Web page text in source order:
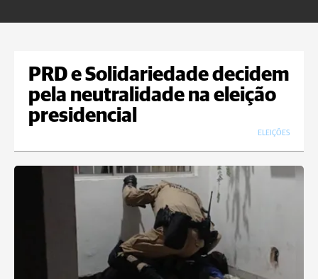
PRD e Solidariedade decidem
pela neutralidade na eleição
presidencial
ELEIÇÕES